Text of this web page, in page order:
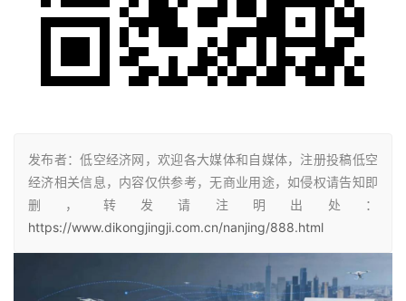
发布者：低空经济网，欢迎各大媒体和自媒体，注册投稿低空
经济相关信息，内容仅供参考，无商业用途，如侵权请告知即
删，转发请注明出处：
https://www.dikongjingji.com.cn/nanjing/888.html